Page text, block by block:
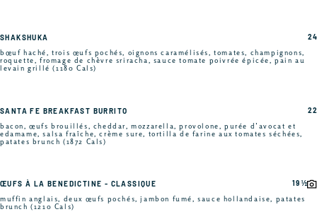
SHAKSHUKA
bœuf haché, trois œufs pochés, oignons caramélisés, tomates, champignons,
roquette, fromage de chèvre sriracha, sauce tomate poivrée épicée, pain au
levain grillé (1180 Cals)
24
SANTA FE BREAKFAST BURRITO
bacon, œufs brouillés, cheddar, mozzarella, provolone, purée d’avocat et
edamame, salsa fraîche, crème sure, tortilla de farine aux tomates séchées,
patates brunch (1872 Cals)
22
ŒUFS À LA BENEDICTINE - CLASSIQUE
muffin anglais, deux œufs pochés, jambon fumé, sauce hollandaise, patates
brunch (1210 Cals)
19 ½